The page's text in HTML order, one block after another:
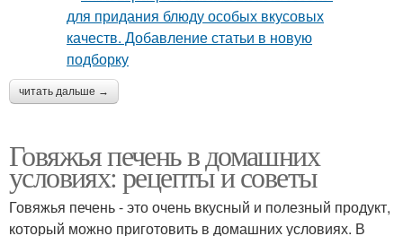
читать дальше →
Говяжья печень в домашних
условиях: рецепты и советы
Говяжья печень - это очень вкусный и полезный продукт,
который можно приготовить в домашних условиях. В